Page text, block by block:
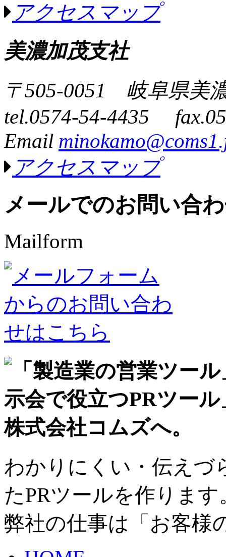
アクセスマップ
美濃加茂支社
〒505-0051 岐阜県美
tel.0574-54-4435
Email
アクセスマップ
メールでのお問い合
Mailform
わかりにくい・伝えづ
たPRツールを作ります
弊社の仕事は「お客様